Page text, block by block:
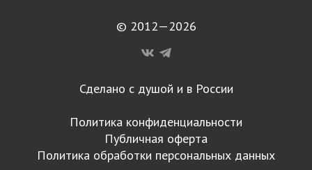
© 2012—2026
Сделано с душой и в России
Политика конфиденциальности
Публичная оферта
Политика обработки персональных данных